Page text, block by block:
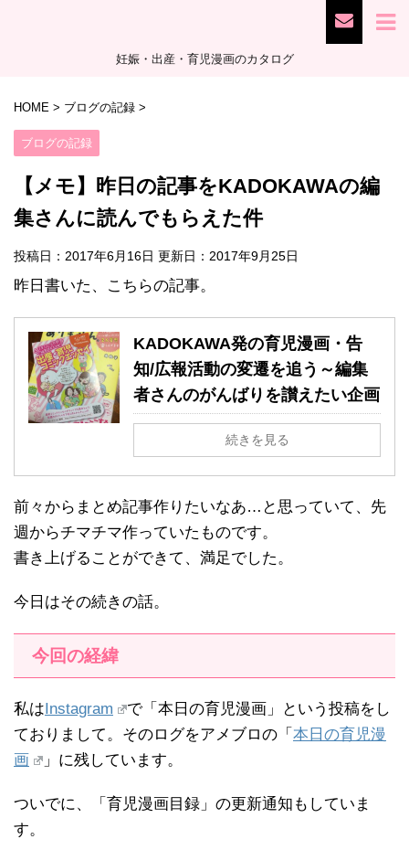
妊娠・出産・育児漫画のカタログ
HOME > ブログの記録 >
ブログの記録
【メモ】昨日の記事をKADOKAWAの編
集さんに読んでもらえた件
投稿日：2017年6月16日 更新日： 2017年9月25日
昨日書いた、こちらの記事。
KADOKAWA発の育児漫画・告
知/広報活動の変遷を追う～編集
者さんのがんばりを讃えたい企画
続きを見る
前々からまとめ記事作りたいなあ…と思っていて、先
週からチマチマ作っていたものです。
書き上げることができて、満足でした。
今日はその続きの話。
今回の経緯
私はInstagram
で「本日の育児漫画」という投稿をし
ておりまして。そのログをアメブロの「 本日の育児漫
画
」に残しています。
ついでに、「育児漫画目録」の更新通知もしていま
す。